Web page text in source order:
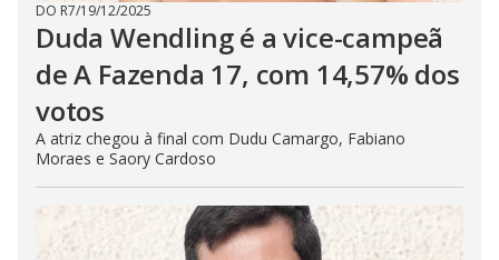
DO R7/19/12/2025
Duda Wendling é a vice-campeã
de A Fazenda 17, com 14,57% dos
votos
A atriz chegou à final com Dudu Camargo, Fabiano
Moraes e Saory Cardoso